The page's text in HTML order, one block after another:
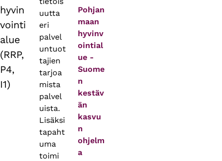
hyvin
vointi
alue
(RRP,
P4,
I1)
uutta
eri
palvel
untuot
tajien
tarjoa
mista
palvel
uista.
Lisäksi
tapaht
uma
toimi
Pohjan
maan
hyvinv
ointial
ue -
Suome
n
kestäv
än
kasvu
n
ohjelm
a